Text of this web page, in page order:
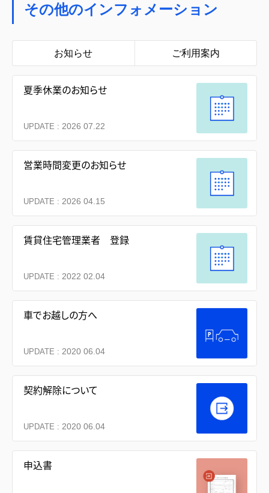
その他のインフォメーション
お知らせ ご利用案内
夏季休業のお知らせ
UPDATE : 2026 07.22
営業時間変更のお知らせ
UPDATE : 2026 04.15
賃貸住宅管理業者 登録
UPDATE : 2022 02.04
車でお越しの方へ
UPDATE : 2020 06.04
契約解除について
UPDATE : 2020 06.04
申込書